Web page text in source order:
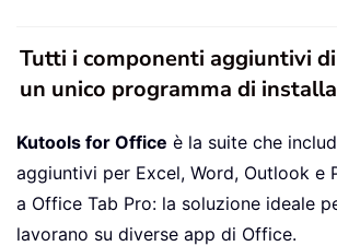
Tutti i componenti aggiuntivi
un unico programma di
Kutools for Office è la suite che
aggiuntivi per Excel, Word, Outlook e
a Office Tab Pro: la soluzione ideale
lavorano su diverse app di Office.